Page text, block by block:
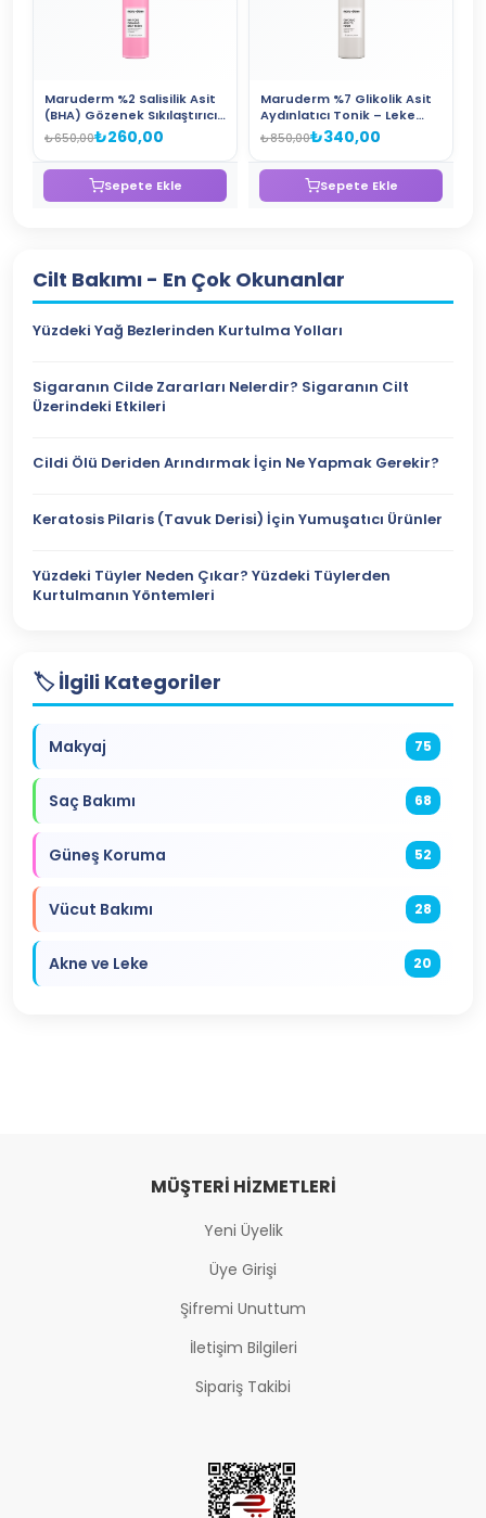
Maruderm %2 Salisilik Asit
(BHA) Gözenek Sıkılaştırıcı
Tonik – Siyah Nokta Karşıtı
Arındırıcı Tonik 250 ML
₺650,00₺260,00
Sepete Ekle
Maruderm %7 Glikolik Asit
Aydınlatıcı Tonik – Leke
Karşıtı ve Cilt Yenileyici
AHA Tonik 250 ML
₺850,00₺340,00
Sepete Ekle
Cilt Bakımı - En Çok Okunanlar
Yüzdeki Yağ Bezlerinden Kurtulma Yolları
Sigaranın Cilde Zararları Nelerdir? Sigaranın Cilt
Üzerindeki Etkileri
Cildi Ölü Deriden Arındırmak İçin Ne Yapmak Gerekir?
Keratosis Pilaris (Tavuk Derisi) İçin Yumuşatıcı Ürünler
Yüzdeki Tüyler Neden Çıkar? Yüzdeki Tüylerden
Kurtulmanın Yöntemleri
🏷️ İlgili Kategoriler
Makyaj 75
Saç Bakımı 68
Güneş Koruma 52
Vücut Bakımı 28
Akne ve Leke 20
MÜŞTERI HIZMETLERI
Yeni Üyelik
Üye Girişi
Şifremi Unuttum
İletişim Bilgileri
Sipariş Takibi